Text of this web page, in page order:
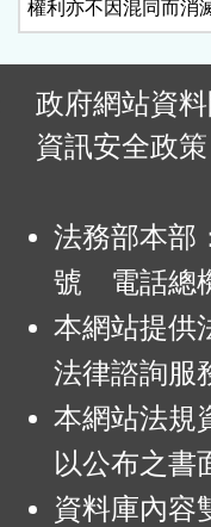
權利亦不因混同而消
政府網站資
資訊安全政策
法務部本部
號 電話總
本網站提供
法律諮詢服
本網站法規
以公布之書
資料庫內容